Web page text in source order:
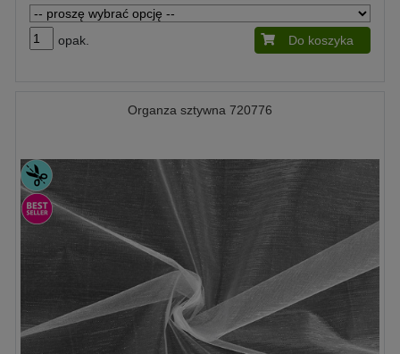
opak. Do koszyka
Organza sztywna 720776